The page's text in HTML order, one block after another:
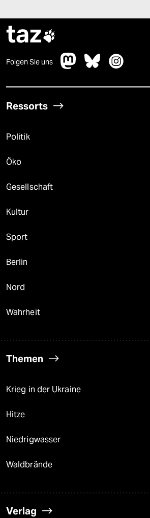
taz
Folgen Sie uns
Ressorts
Politik
Öko
Gesellschaft
Kultur
Sport
Berlin
Nord
Wahrheit
Themen
Krieg in der Ukraine
Hitze
Niedrigwasser
Waldbrände
Verlag